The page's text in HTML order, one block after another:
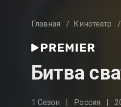
Главная / Кинотеатр /
Битва
1 Сезон Россия